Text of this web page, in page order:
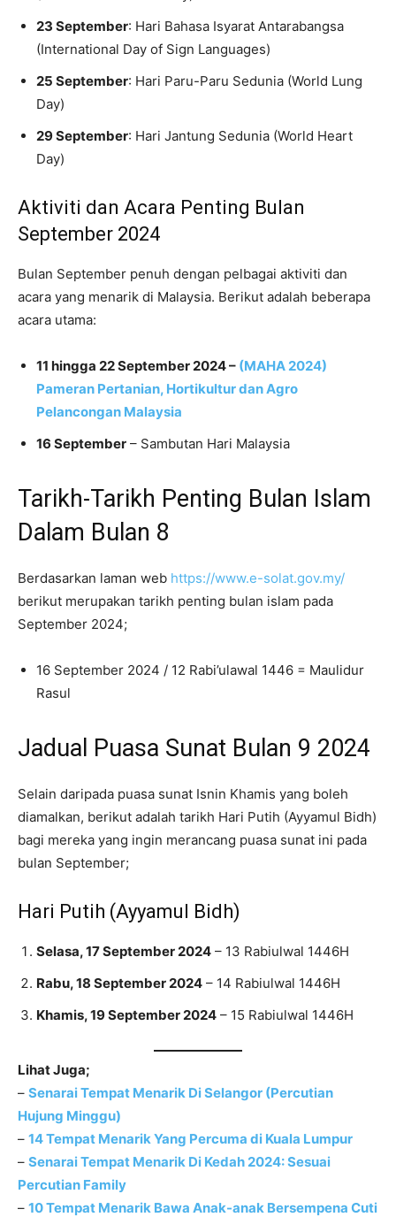
23 September: Hari Bahasa Isyarat Antarabangsa
(International Day of Sign Languages)
25 September: Hari Paru-Paru Sedunia (World Lung
Day)
29 September: Hari Jantung Sedunia (World Heart
Day)
Aktiviti dan Acara Penting Bulan
September 2024
Bulan September penuh dengan pelbagai aktiviti dan
acara yang menarik di Malaysia. Berikut adalah beberapa
acara utama:
11 hingga 22 September 2024 – (MAHA 2024)
Pameran Pertanian, Hortikultur dan Agro
Pelancongan Malaysia
16 September – Sambutan Hari Malaysia
Tarikh-Tarikh Penting Bulan Islam
Dalam Bulan 8
Berdasarkan laman web https://www.e-solat.gov.my/
berikut merupakan tarikh penting bulan islam pada
September 2024;
16 September 2024 / 12 Rabi’ulawal 1446 = Maulidur
Rasul
Jadual Puasa Sunat Bulan 9 2024
Selain daripada puasa sunat Isnin Khamis yang boleh
diamalkan, berikut adalah tarikh Hari Putih (Ayyamul Bidh)
bagi mereka yang ingin merancang puasa sunat ini pada
bulan September;
Hari Putih (Ayyamul Bidh)
Selasa, 17 September 2024 – 13 Rabiulwal 1446H
Rabu, 18 September 2024 – 14 Rabiulwal 1446H
Khamis, 19 September 2024 – 15 Rabiulwal 1446H
Lihat Juga;
– Senarai Tempat Menarik Di Selangor (Percutian
Hujung Minggu)
– 14 Tempat Menarik Yang Percuma di Kuala Lumpur
– Senarai Tempat Menarik Di Kedah 2024: Sesuai
Percutian Family
– 10 Tempat Menarik Bawa Anak-anak Bersempena Cuti